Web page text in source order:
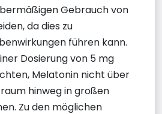
Gebrauch von
da dies zu
führen kann.
Dosierung von 5 mg
Melatonin nicht über
hinweg in großen
Zu den möglichen